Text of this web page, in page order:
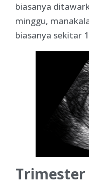
biasanya
minggu,
biasanya sekitar
Trimester